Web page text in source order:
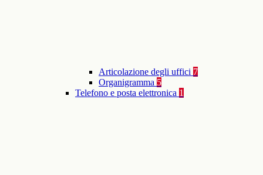
Articolazione degli uffici 7
Organigramma 5
Telefono e posta elettronica 1